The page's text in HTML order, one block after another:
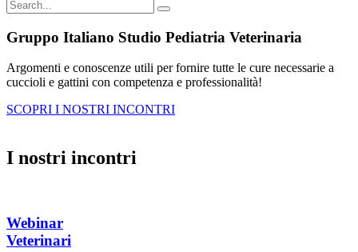
Gruppo Italiano Studio Pediatria Veterinaria
Argomenti e conoscenze utili per fornire tutte le cure necessarie a
cuccioli e gattini con competenza e professionalità!
SCOPRI I NOSTRI INCONTRI
I nostri incontri
Webinar
Veterinari